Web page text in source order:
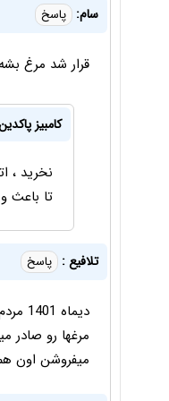
سام: پاسخ
قرار شد مرغ بشه ۶۰ ، و یارانه ۳۰۰ ، حالا که گرون کردید ، یارانه رو هم باید بره
کامبیز
نخرید ،
تا باعث
تلافیع : پاسخ
میفروشن اون